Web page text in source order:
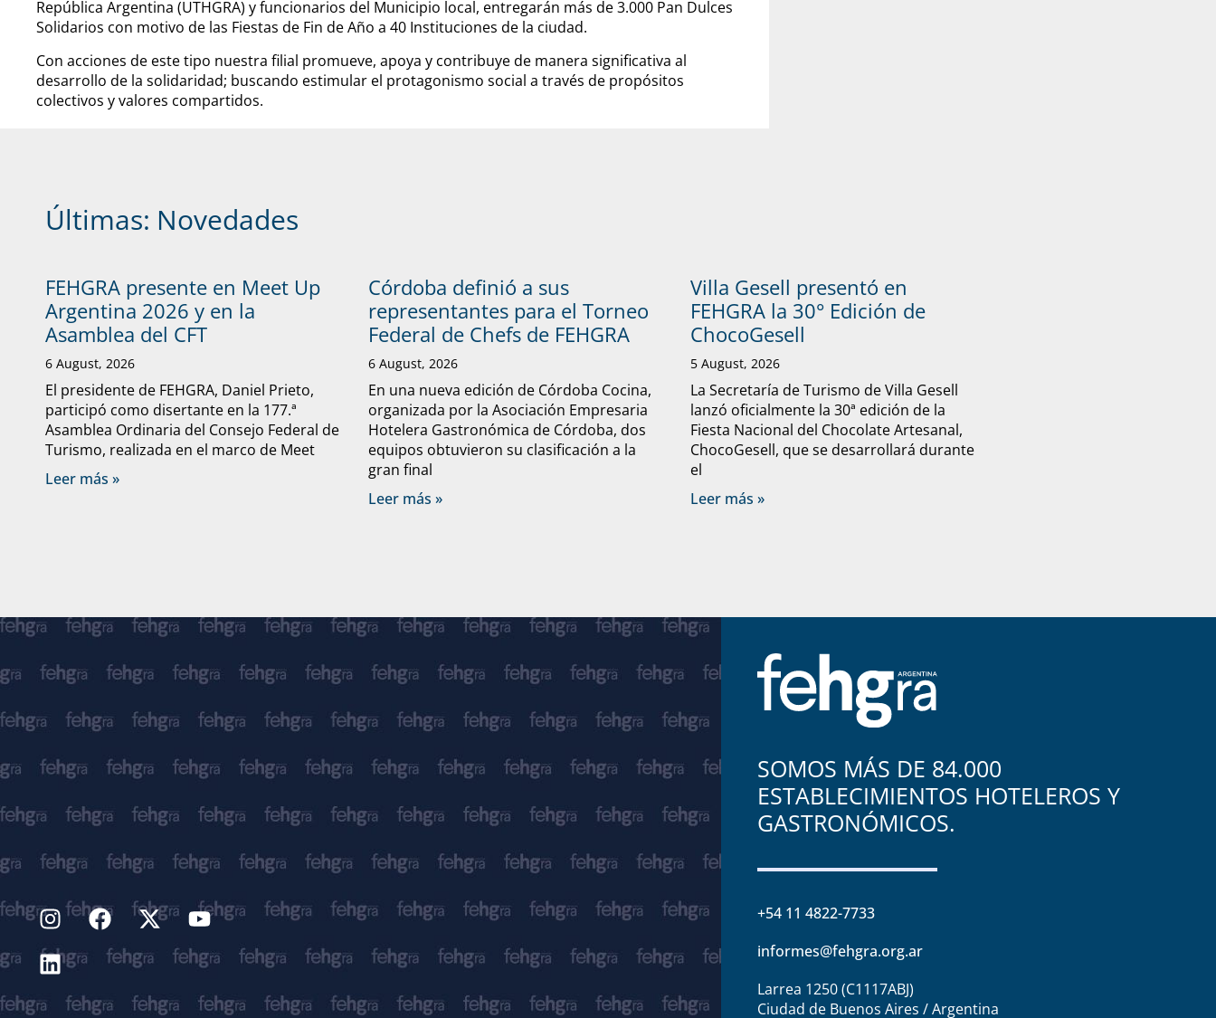
República Argentina (UTHGRA) y funcionarios del Municipio local, entregarán más de 3.000 Pan Dulces
Solidarios con motivo de las Fiestas de Fin de Año a 40 Instituciones de la ciudad.
Con acciones de este tipo nuestra filial promueve, apoya y contribuye de manera significativa al
desarrollo de la solidaridad; buscando estimular el protagonismo social a través de propósitos
colectivos y valores compartidos.
Últimas: Novedades
FEHGRA presente en Meet Up
Argentina 2026 y en la
Asamblea del CFT
6 August, 2026
El presidente de FEHGRA, Daniel Prieto,
participó como disertante en la 177.ª
Asamblea Ordinaria del Consejo Federal de
Turismo, realizada en el marco de Meet
Leer más »
Córdoba definió a sus
representantes para el Torneo
Federal de Chefs de FEHGRA
6 August, 2026
En una nueva edición de Córdoba Cocina,
organizada por la Asociación Empresaria
Hotelera Gastronómica de Córdoba, dos
equipos obtuvieron su clasificación a la
gran final
Leer más »
Villa Gesell presentó en
FEHGRA la 30° Edición de
ChocoGesell
5 August, 2026
La Secretaría de Turismo de Villa Gesell
lanzó oficialmente la 30ª edición de la
Fiesta Nacional del Chocolate Artesanal,
ChocoGesell, que se desarrollará durante
el
Leer más »
SOMOS MÁS DE 84.000
ESTABLECIMIENTOS HOTELEROS Y
GASTRONÓMICOS.
+54 11 4822-7733
informes@fehgra.org.ar
Larrea 1250 (C1117ABJ)
Ciudad de Buenos Aires / Argentina